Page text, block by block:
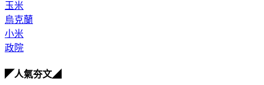
烏克蘭
小米
政院